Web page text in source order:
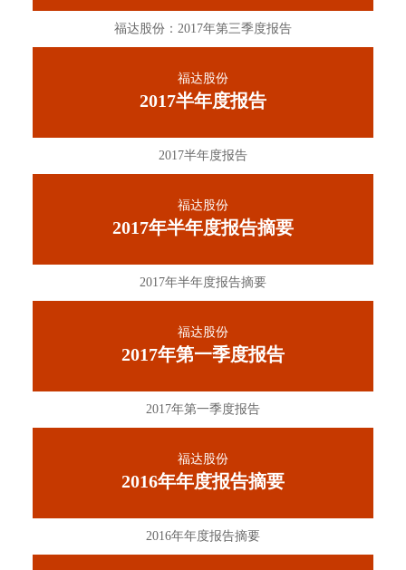
福达股份：2017年第三季度报告
福达股份
2017半年度报告
2017半年度报告
福达股份
2017年半年度报告摘要
2017年半年度报告摘要
福达股份
2017年第一季度报告
2017年第一季度报告
福达股份
2016年年度报告摘要
2016年年度报告摘要